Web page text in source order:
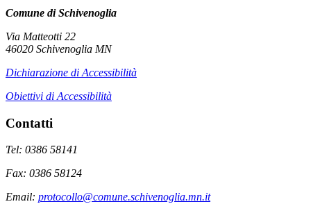
Comune di Schivenoglia
Via Matteotti 22
46020 Schivenoglia MN
Dichiarazione di Accessibilità
Obiettivi di Accessibilità
Contatti
Tel: 0386 58141
Fax: 0386 58124
Email: protocollo@comune.schivenoglia.mn.it